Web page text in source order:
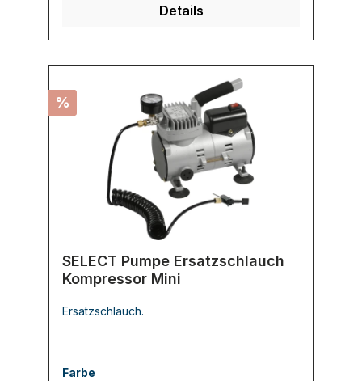
Details
%
SELECT Pumpe Ersatzschlauch
Kompressor Mini
Ersatzschlauch.
Farbe